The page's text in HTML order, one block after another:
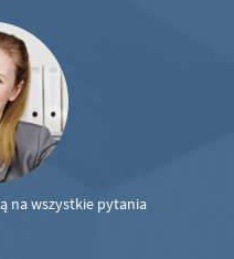
na wszystkie pytania